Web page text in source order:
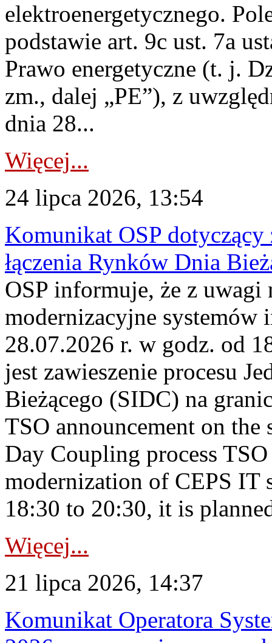
elektroenergetycznego.
podstawie art. 9c ust. 7a
Prawo energetyczne (t. j.
zm., dalej „PE”), z
dnia 28...
Więcej...
24 lipca 2026, 13:54
Komunikat OSP dotyczący
łączenia Rynków Dnia
OSP informuje, że z uwagi
modernizacyjne
28.07.2026 r. w godz. od
jest zawieszenie procesu
Bieżącego (SIDC) na
TSO announcement on
Day Coupling process
modernization of CEPS IT
18:30 to 20:30, it is
Więcej...
21 lipca 2026, 14:37
Komunikat Operatora